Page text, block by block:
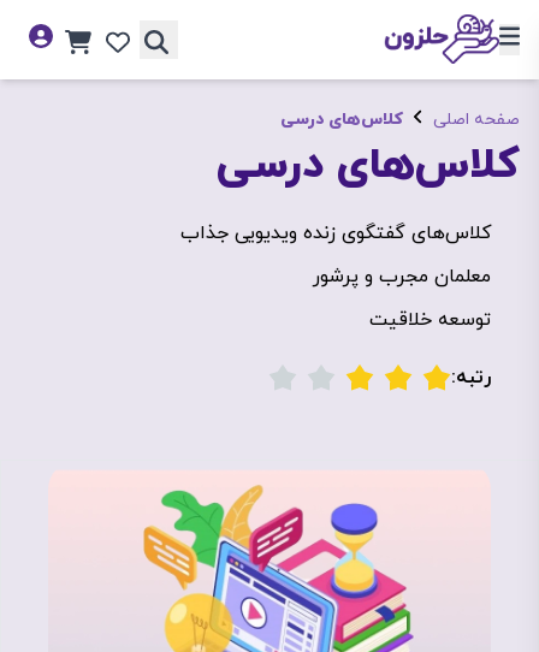
صفحه اصلی کلاس‌های درسی
کلاس‌های درسی
کلاس‌های گفتگوی زنده ویدیویی جذاب
معلمان مجرب و پرشور
توسعه خلاقیت
رتبه: